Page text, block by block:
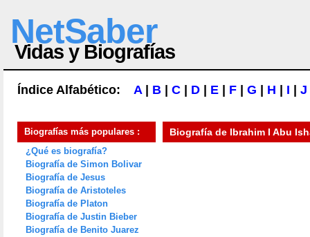
NetSaber
Vidas y Biografías
Índice Alfabético: A| B C D E F G H I J
Biografías más populares :
¿Qué es biografía?
Biografía de Simon Bolivar
Biografía de Jesus
Biografía de Aristoteles
Biografía de Platon
Biografía de Justin Bieber
Biografía de Benito Juarez
Biografía de Ibrahim I Abu